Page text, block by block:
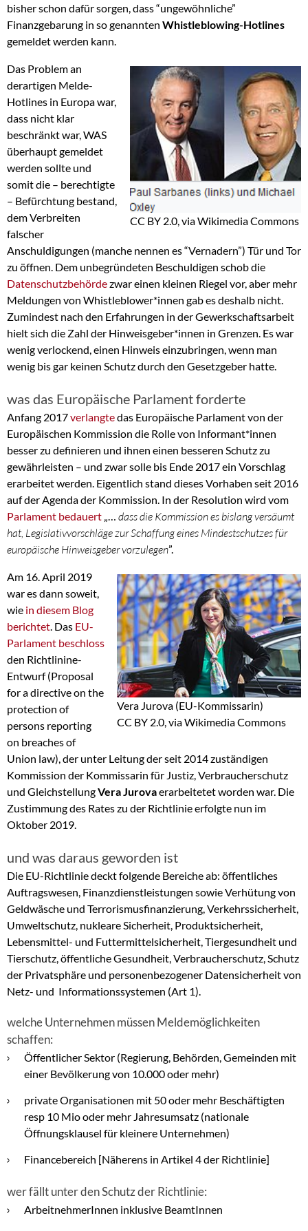
bisher schon dafür sorgen, dass “ungewöhnliche”
Finanzgebarung in so genannten Whistleblowing-Hotlines
gemeldet werden kann.
CC BY 2.0, via Wikimedia Commons
Das Problem an
derartigen Melde-
Hotlines in Europa war,
dass nicht klar
beschränkt war, WAS
überhaupt gemeldet
werden sollte und
somit die – berechtigte
– Befürchtung bestand,
dem Verbreiten
falscher
Anschuldigungen (manche nennen es “Vernadern”) Tür und Tor
zu öffnen. Dem unbegründeten Beschuldigen schob die
Datenschutzbehördezwar einen kleinen Riegel vor, aber mehr
Meldungen von Whistleblower*innen gab es deshalb nicht.
Zumindest nach den Erfahrungen in der Gewerkschaftsarbeit
hielt sich die Zahl der Hinweisgeber*innen in Grenzen. Es war
wenig verlockend, einen Hinweis einzubringen, wenn man
wenig bis gar keinen Schutz durch den Gesetzgeber hatte.
was das Europäische Parlament forderte
Anfang 2017verlangtedas Europäische Parlament von der
Europäischen Kommission die Rolle von Informant*innen
besser zu definieren und ihnen einen besseren Schutz zu
gewährleisten – und zwar solle bis Ende 2017 ein Vorschlag
erarbeitet werden. Eigentlich stand dieses Vorhaben seit 2016
auf der Agenda der Kommission. In der Resolution wird vom
Parlament bedauert „… dass die Kommission es bislang versäumt
hat, Legislativvorschläge zur Schaffung eines Mindestschutzes für
europäische Hinweisgeber vorzulegen”.
Vera Jurova (EU-Kommissarin)
CC BY 2.0, via Wikimedia Commons
Am 16. April 2019
war es dann soweit,
wie in diesem Blog
berichtet. Das EU-
Parlament beschloss
den Richtlinine-
Entwurf (Proposal
for a directive on the
protection of
persons reporting
on breaches of
Union law), der unter Leitung der seit 2014 zuständigen
Kommission der Kommissarin für Justiz, Verbraucherschutz
und GleichstellungVera Jurovaerarbeitetet worden war. Die
Zustimmung des Rates zu der Richtlinie erfolgte nun im
Oktober 2019.
und was daraus geworden ist
Die EU-Richtlinie deckt folgende Bereiche ab: öffentliches
Auftragswesen, Finanzdienstleistungen sowie Verhütung von
Geldwäsche und Terrorismusfinanzierung, Verkehrssicherheit,
Umweltschutz, nukleare Sicherheit, Produktsicherheit,
Lebensmittel- und Futtermittelsicherheit, Tiergesundheit und
Tierschutz, öffentliche Gesundheit, Verbraucherschutz, Schutz
der Privatsphäre und personenbezogener Datensicherheit von
Netz- und Informationssystemen (Art 1).
welche Unternehmen müssen Meldemöglichkeiten
schaffen:
Öffentlicher Sektor (Regierung, Behörden, Gemeinden mit
einer Bevölkerung von 10.000 oder mehr)
private Organisationen mit 50 oder mehr Beschäftigten
resp 10 Mio oder mehr Jahresumsatz (nationale
Öffnungsklausel für kleinere Unternehmen)
Financebereich [Näherens in Artikel 4 der Richtlinie]
wer fällt unter den Schutz der Richtlinie:
ArbeitnehmerInnen inklusive BeamtInnen